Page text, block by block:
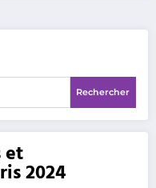
Rechercher
et
2024